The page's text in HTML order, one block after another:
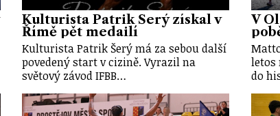
Kulturista Patrik Šerý získal v
Římě pět medailí
Kulturista Patrik Šerý má za sebou další
povedený start v cizině. Vyrazil na
světový závod IFBB…
V
letos
do